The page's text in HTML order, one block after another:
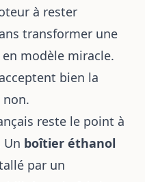
à rester
transformer une
modèle miracle.
bien la
non.
reste le point à
boîtier éthanol
par un